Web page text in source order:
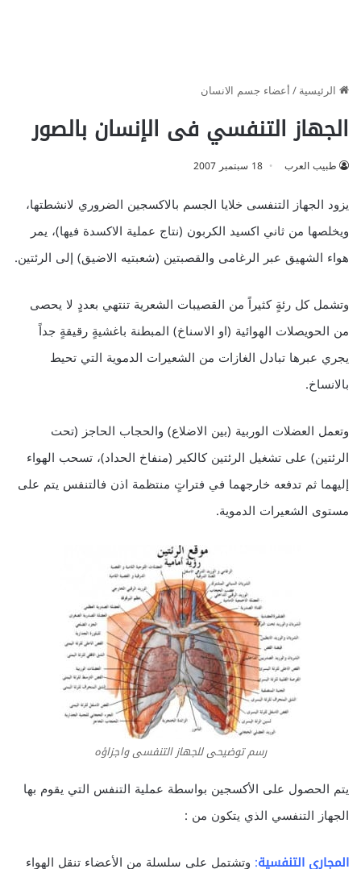
الرئيسية/أعضاء جسم الانسان
الجهاز التنفسي فى الإنسان بالصور
طبيب العرب 18 سبتمبر 2007
يزود الجهاز التنفسى خلايا الجسم بالاكسجين الضروري لانشطتها،
ويخلصها من ثاني اكسيد الكربون (نتاج عملية الاكسدة فيها)، يمر
هواء الشهيق عبر الرغامى والقصبتين (شعبتيه الاضيق) إلى الرئتين.
وتشمل كل رئةٍ كثيراً من القصيبات الشعرية تنتهي بعددٍ لا يحصى
من الحويصلات الهوائية (او الاسناخ) المبطنة باغشيةٍ رقيقةٍ جداً
يجري عبرها تبادل الغازات من الشعيرات الدموية التي تحيط
بالانساخ.
وتعمل العضلات الوربية (بين الاضلاع) والحجاب الحاجز (تحت
الرئتين) على تشغيل الرئتين كالكير (منفاخ الحداد)، تسحب الهواء
إليهما ثم تدفعه خارجهما في فتراتٍ منتظمة اذن فالتنفس يتم على
مستوى الشعيرات الدموية.
رسم توضيحى للجهاز التنفسى واجزاؤه
يتم الحصول على الأكسجين بواسطة عملية التنفس التي يقوم بها
الجهاز التنفسي الذي يتكون من :
المجاري التنفسية: وتشتمل على سلسلة من الأعضاء تنقل الهواء